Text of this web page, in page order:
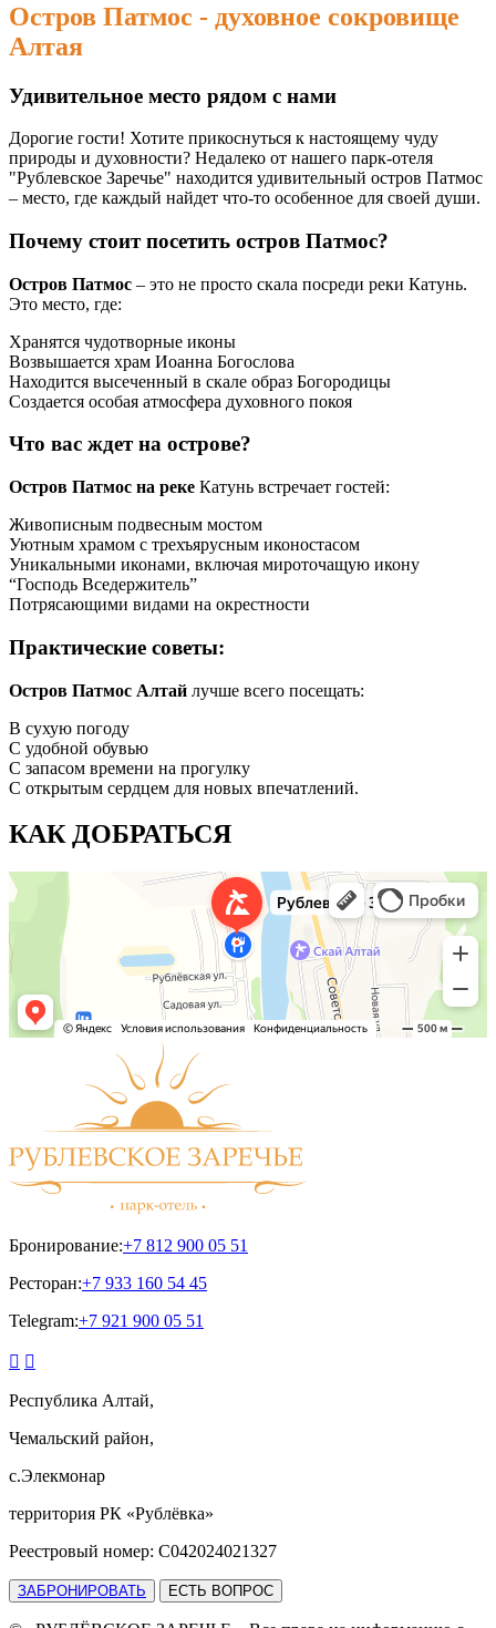
Остров Патмос - духовное сокровище
Алтая
Удивительное место рядом с нами
Дорогие гости! Хотите прикоснуться к настоящему чуду
природы и духовности? Недалеко от нашего парк-отеля
"Рублевское Заречье" находится удивительный остров Патмос
– место, где каждый найдет что-то особенное для своей души.
Почему стоит посетить остров Патмос?
Остров Патмос – это не просто скала посреди реки Катунь.
Это место, где:
Хранятся чудотворные иконы
Возвышается храм Иоанна Богослова
Находится высеченный в скале образ Богородицы
Создается особая атмосфера духовного покоя
Что вас ждет на острове?
Остров Патмос на реке Катунь встречает гостей:
Живописным подвесным мостом
Уютным храмом с трехъярусным иконостасом
Уникальными иконами, включая мироточащую икону
“Господь Вседержитель”
Потрясающими видами на окрестности
Практические советы:
Остров Патмос Алтай лучше всего посещать:
В сухую погоду
С удобной обувью
С запасом времени на прогулку
С открытым сердцем для новых впечатлений.
КАК ДОБРАТЬСЯ
Бронирование:+7 812 900 05 51
Ресторан:+7 933 160 54 45
Telegram:+7 921 900 05 51
 
Республика Алтай,
Чемальский район,
с.Элекмонар
территория РК «Рублёвка»
Реестровый номер: С042024021327
ЗАБРОНИРОВАТЬ ЕСТЬ ВОПРОС